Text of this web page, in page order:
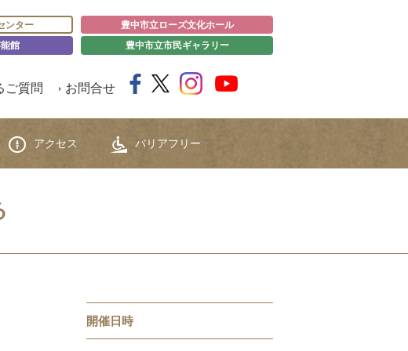
ンター
豊中市立ローズ文化ホール
館
豊中市立市民ギャラリー
ご質問 お問合せ
アクセス バリアフリー
開催日時